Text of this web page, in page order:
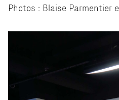
Photos : Blaise Parmentier